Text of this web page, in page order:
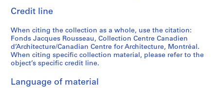
AP066.S3.D2
s
é
p
l
i
u
o
t
o
-
"
o
u
n
1
9
8
AP066.S5.D3
e
a
n
a
d
e
u
/
C
a
n
d
8
AP066.S5.D6
.
.
AP066.S5.D7
t
a
r
c
h
t
Credit line
When citing the collection as a whole, use the citation:
Fonds Jacques Rousseau, Collection Centre Canadien
d’Architecture/Canadian Centre for Architecture, Montréal.
When citing specific collection material, please refer to the
object’s specific credit line.
Language of material